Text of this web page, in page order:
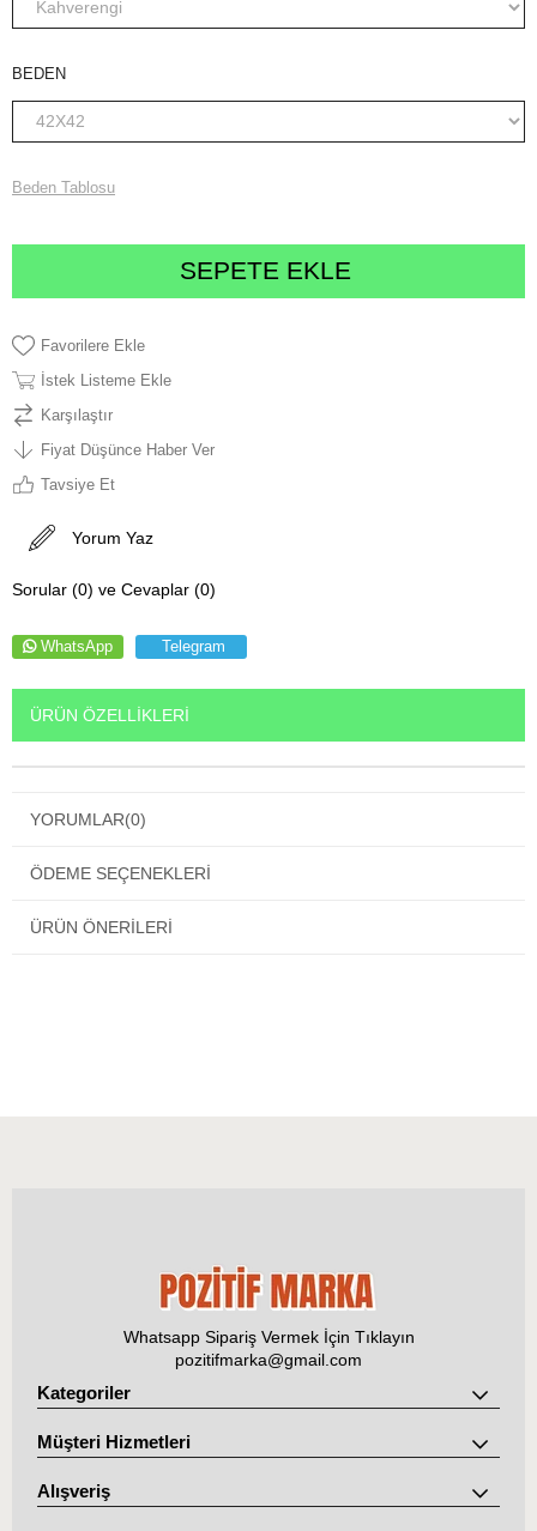
BEDEN
Beden Tablosu
Favorilere Ekle
İstek Listeme Ekle
Karşılaştır
Fiyat Düşünce Haber Ver
Tavsiye Et
Yorum Yaz
Sorular (0) ve Cevaplar (0)
WhatsApp Telegram
ÜRÜN ÖZELLIKLERI
YORUMLAR(0)
ÖDEME SEÇENEKLERI
ÜRÜN ÖNERILERI
Whatsapp Sipariş Vermek İçin Tıklayın
pozitifmarka@gmail.com
Kategoriler
Müşteri Hizmetleri
Alışveriş